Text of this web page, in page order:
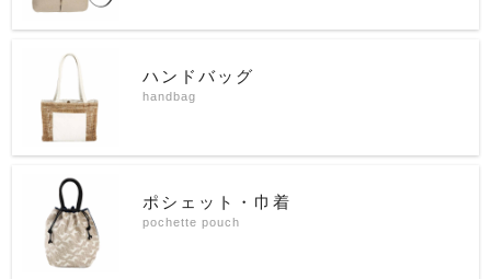
ハンドバッグ
handbag
ポシェット・巾着
pochette pouch